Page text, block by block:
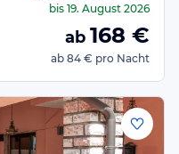
bis 19. August 2026
ab 168 €
ab 84 € pro Nacht